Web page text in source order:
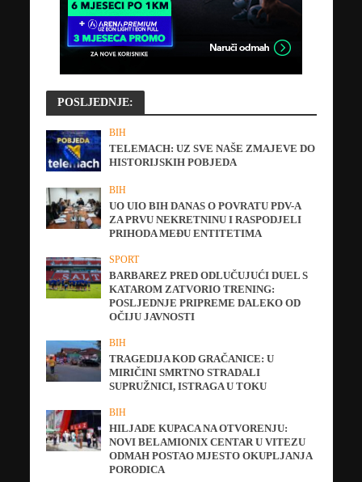
POSLJEDNJE:
BIH
TELEMACH: UZ SVE NAŠE ZMAJEVE DO
HISTORIJSKIH POBJEDA
BIH
UO UIO BIH DANAS O POVRATU PDV-A
ZA PRVU NEKRETNINU I RASPODJELI
PRIHODA MEĐU ENTITETIMA
SPORT
BARBAREZ PRED ODLUČUJUĆI DUEL S
KATAROM ZATVORIO TRENING:
POSLJEDNJE PRIPREME DALEKO OD
OČIJU JAVNOSTI
BIH
TRAGEDIJA KOD GRAČANICE: U
MIRIČINI SMRTNO STRADALI
SUPRUŽNICI, ISTRAGA U TOKU
BIH
HILJADE KUPACA NA OTVORENJU:
NOVI BELAMIONIX CENTAR U VITEZU
ODMAH POSTAO MJESTO OKUPLJANJA
PORODICA